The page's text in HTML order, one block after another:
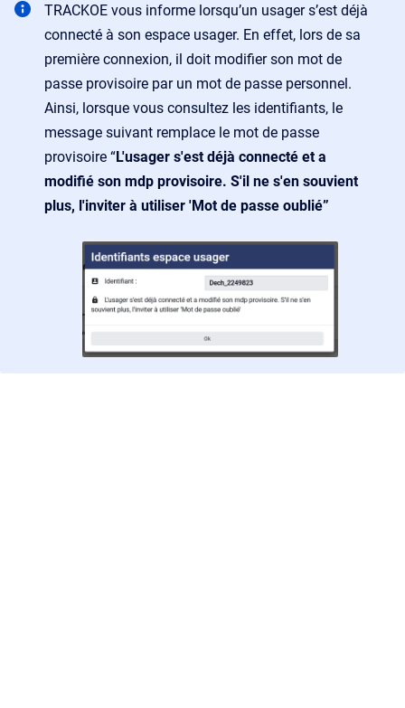
TRACKOE vous informe lorsqu’un usager s’est déjà
connecté à son espace usager. En effet, lors de sa
première connexion, il doit modifier son mot de
passe provisoire par un mot de passe personnel.
Ainsi, lorsque vous consultez les identifiants, le
message suivant remplace le mot de passe
provisoire “L'usager s'est déjà connecté et a
modifié son mdp provisoire. S'il ne s'en souvient
plus, l'inviter à utiliser 'Mot de passe oublié”